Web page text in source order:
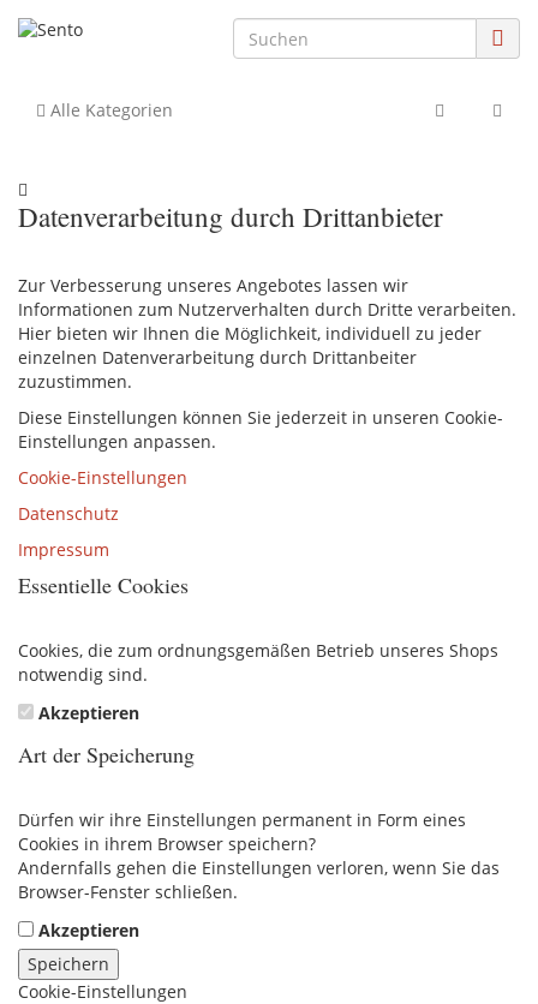
Alle Kategorien
Datenverarbeitung durch Drittanbieter
Zur Verbesserung unseres Angebotes lassen wir
Informationen zum Nutzerverhalten durch Dritte verarbeiten.
Hier bieten wir Ihnen die Möglichkeit, individuell zu jeder
einzelnen Datenverarbeitung durch Drittanbeiter
zuzustimmen.
Diese Einstellungen können Sie jederzeit in unseren Cookie-
Einstellungen anpassen.
Cookie-Einstellungen
Datenschutz
Impressum
Essentielle Cookies
Cookies, die zum ordnungsgemäßen Betrieb unseres Shops
notwendig sind.
Akzeptieren
Art der Speicherung
Dürfen wir ihre Einstellungen permanent in Form eines
Cookies in ihrem Browser speichern?
Andernfalls gehen die Einstellungen verloren, wenn Sie das
Browser-Fenster schließen.
Akzeptieren
Speichern
Cookie-Einstellungen